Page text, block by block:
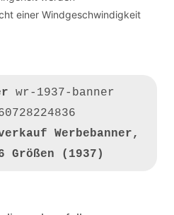
einer Windgeschwindigkeit
wr-1937-banner
Werbebanner,
Größen (1937)